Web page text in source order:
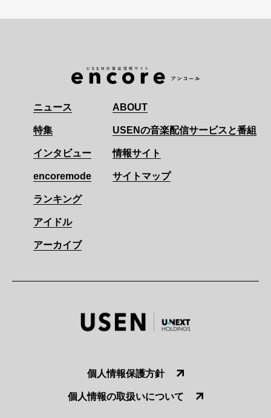
ニュース
特集
インタビュー
encoremode
ランキング
アイドル
アーカイブ
ABOUT
USENの音楽配信サービスと番組
情報サイト
サイトマップ
個人情報保護方針
個人情報の取扱いについて